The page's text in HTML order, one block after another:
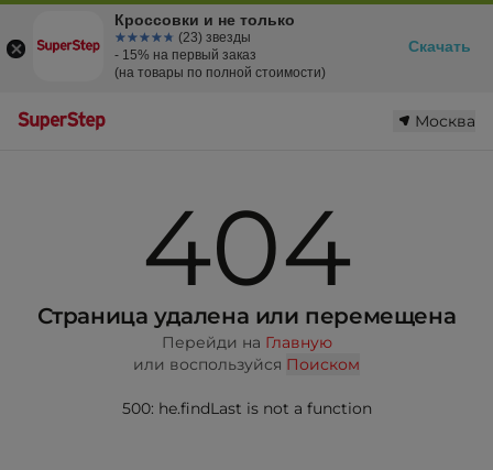
Москва
404
Страница удалена или перемещена
Перейди на Главную
или воспользуйся Поиском
500: he.findLast is not a function
Кроссовки и не только
☆☆☆☆☆
★★★★★ (23) звезды
- 15% на первый заказ
(на товары по полной стоимости)
Скачать